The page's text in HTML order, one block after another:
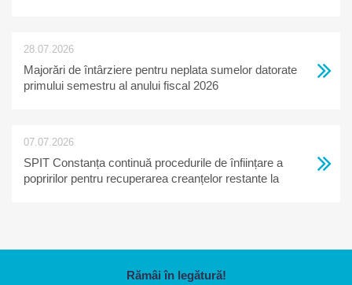
28.07.2026
Majorări de întârziere pentru neplata sumelor datorate
primului semestru al anului fiscal 2026
07.07.2026
SPIT Constanța continuă procedurile de înființare a
popririlor pentru recuperarea creanțelor restante la
Rămâi în legătură!